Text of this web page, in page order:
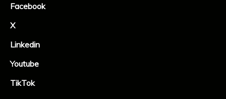
Facebook
X
Linkedin
Youtube
TikTok